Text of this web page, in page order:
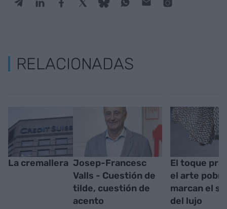
RELACIONADAS
La cremallera Josep-Francesc
Valls - Cuestión de
tilde, cuestión de
acento
El toque
el arte pobre
marcan el
del lujo